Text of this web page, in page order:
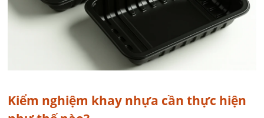
Kiểm nghiệm khay nhựa cần thực hiện